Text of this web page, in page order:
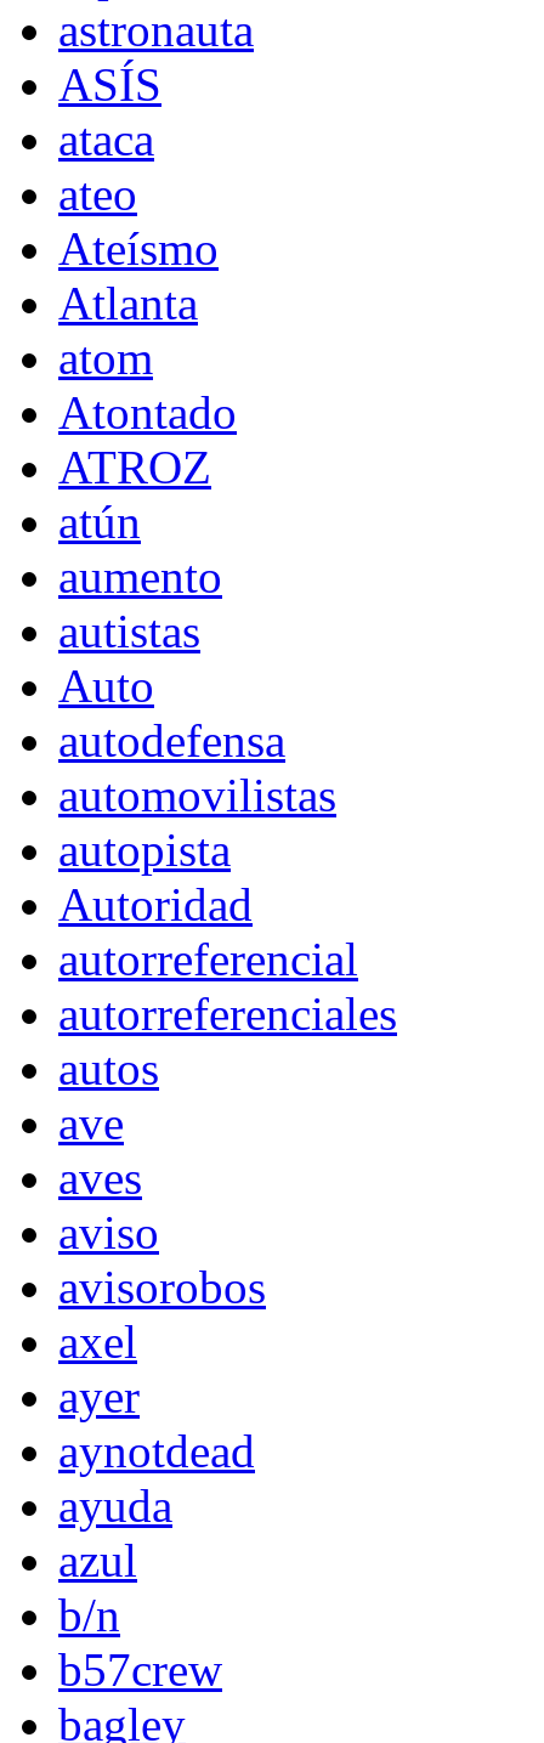
astronauta
ASÍS
ataca
ateo
Ateísmo
Atlanta
atom
Atontado
ATROZ
atún
aumento
autistas
Auto
autodefensa
automovilistas
autopista
Autoridad
autorreferencial
autorreferenciales
autos
ave
aves
aviso
avisorobos
axel
ayer
aynotdead
ayuda
azul
b/n
b57crew
bagley